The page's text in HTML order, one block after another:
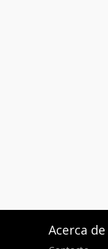
Acerca de